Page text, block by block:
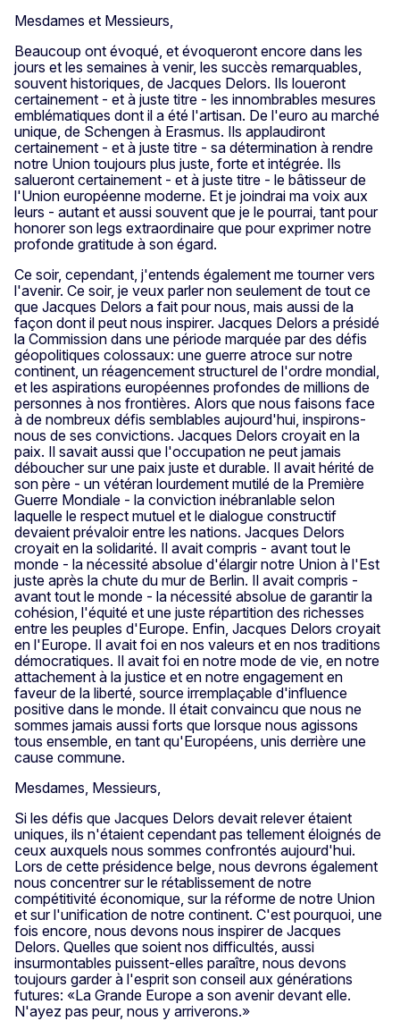
Mesdames et Messieurs,
Beaucoup ont évoqué, et évoqueront encore dans les
jours et les semaines à venir, les succès remarquables,
souvent historiques, de Jacques Delors. Ils loueront
certainement - et à juste titre - les innombrables mesures
emblématiques dont il a été l'artisan. De l'euro au marché
unique, de Schengen à Erasmus. Ils applaudiront
certainement - et à juste titre - sa détermination à rendre
notre Union toujours plus juste, forte et intégrée. Ils
salueront certainement - et à juste titre - le bâtisseur de
l'Union européenne moderne. Et je joindrai ma voix aux
leurs - autant et aussi souvent que je le pourrai, tant pour
honorer son legs extraordinaire que pour exprimer notre
profonde gratitude à son égard.
Ce soir, cependant, j'entends également me tourner vers
l'avenir. Ce soir, je veux parler non seulement de tout ce
que Jacques Delors a fait pour nous, mais aussi de la
façon dont il peut nous inspirer. Jacques Delors a présidé
la Commission dans une période marquée par des défis
géopolitiques colossaux: une guerre atroce sur notre
continent, un réagencement structurel de l'ordre mondial,
et les aspirations européennes profondes de millions de
personnes à nos frontières. Alors que nous faisons face
à de nombreux défis semblables aujourd'hui, inspirons-
nous de ses convictions. Jacques Delors croyait en la
paix. Il savait aussi que l'occupation ne peut jamais
déboucher sur une paix juste et durable. Il avait hérité de
son père - un vétéran lourdement mutilé de la Première
Guerre Mondiale - la conviction inébranlable selon
laquelle le respect mutuel et le dialogue constructif
devaient prévaloir entre les nations. Jacques Delors
croyait en la solidarité. Il avait compris - avant tout le
monde - la nécessité absolue d'élargir notre Union à l'Est
juste après la chute du mur de Berlin. Il avait compris -
avant tout le monde - la nécessité absolue de garantir la
cohésion, l'équité et une juste répartition des richesses
entre les peuples d'Europe. Enfin, Jacques Delors croyait
en l'Europe. Il avait foi en nos valeurs et en nos traditions
démocratiques. Il avait foi en notre mode de vie, en notre
attachement à la justice et en notre engagement en
faveur de la liberté, source irremplaçable d'influence
positive dans le monde. Il était convaincu que nous ne
sommes jamais aussi forts que lorsque nous agissons
tous ensemble, en tant qu'Européens, unis derrière une
cause commune.
Mesdames, Messieurs,
Si les défis que Jacques Delors devait relever étaient
uniques, ils n'étaient cependant pas tellement éloignés de
ceux auxquels nous sommes confrontés aujourd'hui.
Lors de cette présidence belge, nous devrons également
nous concentrer sur le rétablissement de notre
compétitivité économique, sur la réforme de notre Union
et sur l'unification de notre continent. C'est pourquoi, une
fois encore, nous devons nous inspirer de Jacques
Delors. Quelles que soient nos difficultés, aussi
insurmontables puissent-elles paraître, nous devons
toujours garder à l'esprit son conseil aux générations
futures: «La Grande Europe a son avenir devant elle.
N'ayez pas peur, nous y arriverons.»